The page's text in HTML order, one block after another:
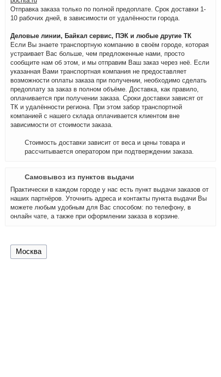
Отправка заказа только по полной предоплате. Срок доставки 1-
10 рабочих дней, в зависимости от удалённости города.
Деловые линии, Байкал сервис, ПЭК и любые другие ТК
Если Вы знаете транспортную компанию в своём городе, которая
устраивает Вас больше, чем предложенные нами, просто
сообщите нам об этом, и мы отправим Ваш заказ через неё. Если
указанная Вами транспортная компания не предоставляет
возможности оплаты заказа при получении, необходимо сделать
предоплату за заказ в полном объёме. Доставка, как правило,
оплачивается при получении заказа. Сроки доставки зависят от
ТК и удалённости региона. При этом забор транспортной
компанией с нашего склада оплачивается клиентом вне
зависимости от стоимости заказа.
Стоимость доставки зависит от веса и цены товара и
рассчитывается оператором при подтверждении заказа.
Самовывоз из пунктов выдачи
Практически в каждом городе у нас есть пункт выдачи заказов от
наших партнёров. Уточнить адреса и контакты пункта выдачи Вы
можете любым удобным для Вас способом: по телефону, в
онлайн чате, а также при оформлении заказа в корзине.
Москва